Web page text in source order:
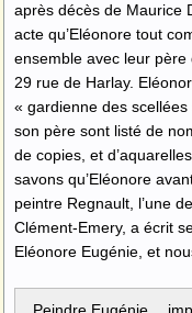
après décès de Maurice
acte qu’Eléonore tout
ensemble avec leur père
29 rue de Harlay.
« gardienne des
son père sont listé de
de copies, et
savons qu’Eléonore
peintre Regnault, l’une
Clément-Emery, a écrit
Eléonore Eugénie, et